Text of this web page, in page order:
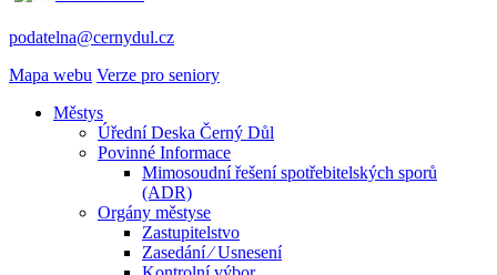
podatelna@cernydul.cz
Mapa webu Verze pro seniory
Městys
Úřední Deska Černý Důl
Povinné Informace
Mimosoudní řešení spotřebitelských sporů
(ADR)
Orgány městyse
Zastupitelstvo
Zasedání ⁄ Usnesení